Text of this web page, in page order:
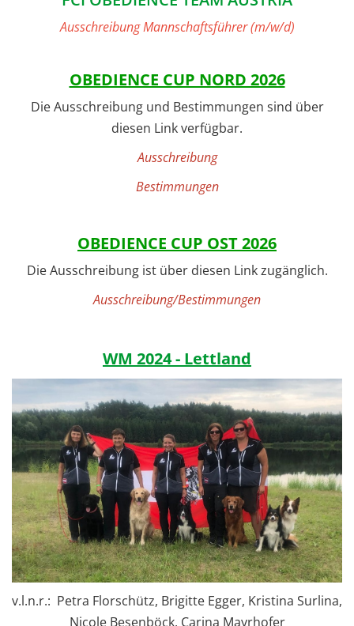
Ausschreibung Mannschaftsführer (m/w/d)
OBEDIENCE CUP NORD 2026
Die Ausschreibung und Bestimmungen sind über
diesen Link verfügbar.
Ausschreibung
Bestimmungen
OBEDIENCE CUP OST 2026
Die Ausschreibung ist über diesen Link zugänglich.
Ausschreibung/Bestimmungen
WM 2024 - Lettland
v.l.n.r.: Petra Florschütz, Brigitte Egger, Kristina Surlina,
Nicole Besenböck, Carina Mayrhofer